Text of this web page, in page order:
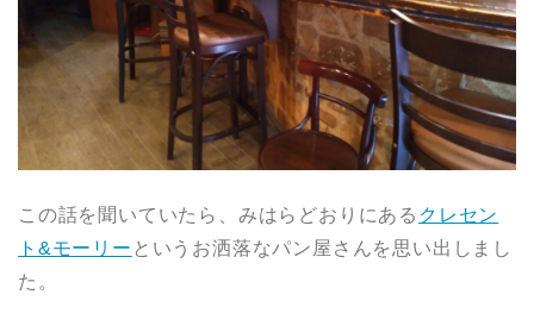
この話を聞いていたら、みはらどおりにある クレセン
ト&モーリー というお洒落なパン屋さんを思い出しまし
た。